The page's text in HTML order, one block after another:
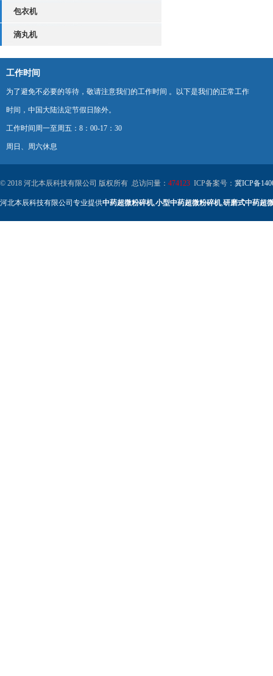
包衣机
滴丸机
工作时间
为了避免不必要的等待，敬请注意我们的工作时间 。以下是我们的正常工作
时间，中国大陆法定节假日除外。
工作时间周一至周五：8：00-17：30
周日、周六休息
© 2018 河北本辰科技有限公司 版权所有 总访问量： 474123 ICP备案号： 冀ICP备
河北本辰科技有限公司专业提供中药超微粉碎机,小型中药超微粉碎机,研磨式中药超